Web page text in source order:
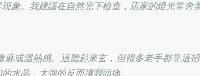
象。我建議在自然光下檢查，店家的燈光常會美
麻或溫熱感。這聽起來玄，但很多老手都靠這
水晶，太強的反而讓我頭痛。